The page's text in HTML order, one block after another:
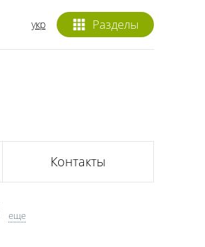
Разделы
укр
Контакты
еще